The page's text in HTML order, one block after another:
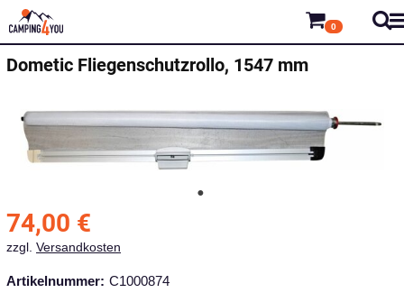
0
Dometic Fliegenschutzrollo, 1547 mm
74,00 €
zzgl. Versandkosten
Artikelnummer: C1000874